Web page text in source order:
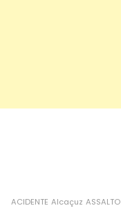
ACIDENTE Alcaçuz ASSALTO